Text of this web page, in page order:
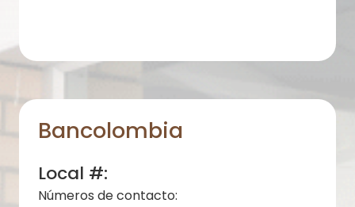
Bancolombia
Local #:
Números de contacto: